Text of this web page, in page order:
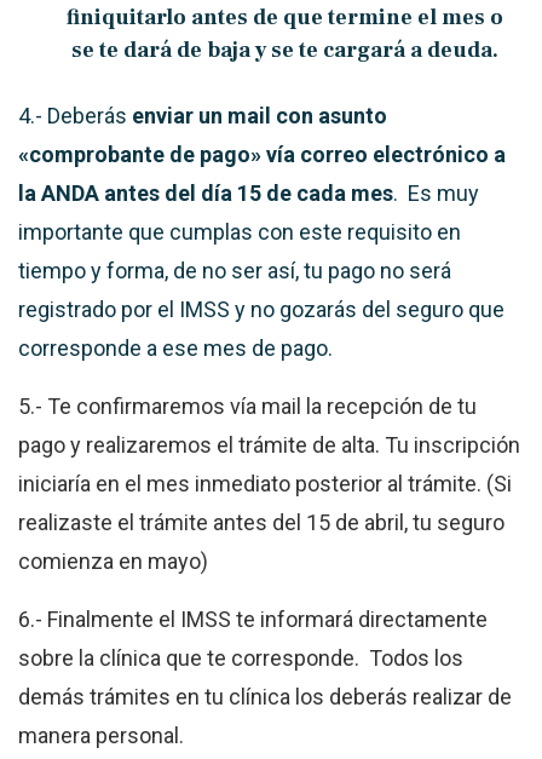
finiquitarlo antes de que termine el mes o
se te dará de baja y se te cargará a deuda.
4.- Deberás enviar un mail con asunto
«comprobante de pago» vía correo electrónico a
la ANDA antes del día 15 de cada mes. Es muy
importante que cumplas con este requisito en
tiempo y forma, de no ser así, tu pago no será
registrado por el IMSS y no gozarás del seguro que
corresponde a ese mes de pago.
5.- Te confirmaremos vía mail la recepción de tu
pago y realizaremos el trámite de alta. Tu inscripción
iniciaría en el mes inmediato posterior al trámite. (Si
realizaste el trámite antes del 15 de abril, tu seguro
comienza en mayo)
6.- Finalmente el IMSS te informará directamente
sobre la clínica que te corresponde. Todos los
demás trámites en tu clínica los deberás realizar de
manera personal.